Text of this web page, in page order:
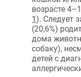
возрасте
1). Следует
(20,6%)
дома
собаку),
детей с